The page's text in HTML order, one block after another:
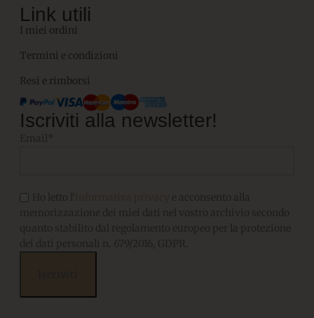
Link utili
I miei ordini
Termini e condizioni
Resi e rimborsi
Iscriviti alla newsletter!